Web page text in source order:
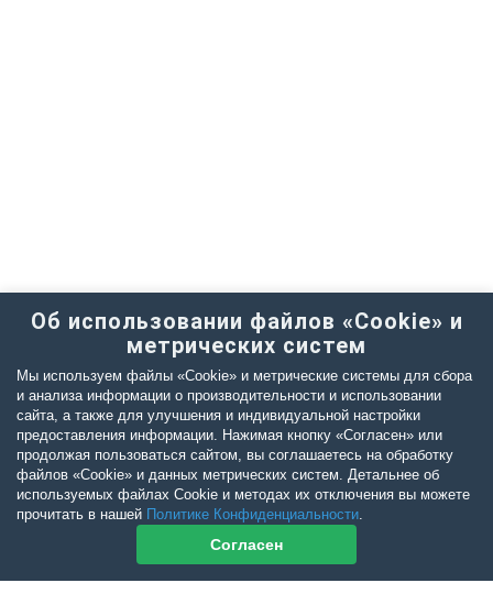
Об использовании файлов «Cookie» и
метрических систем
Мы используем файлы «Cookie» и метрические системы для сбора
и анализа информации о производительности и использовании
сайта, а также для улучшения и индивидуальной настройки
предоставления информации. Нажимая кнопку «Согласен» или
продолжая пользоваться сайтом, вы соглашаетесь на обработку
файлов «Cookie» и данных метрических систем. Детальнее об
используемых файлах Cookie и методах их отключения вы можете
прочитать в нашей Политике Конфиденциальности.
Согласен